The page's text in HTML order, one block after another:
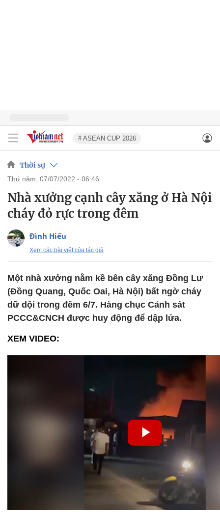
# ASEAN CUP 2026
Thời sự
thứ năm, 07/07/2022 - 06:46
Nhà xưởng cạnh cây xăng ở Hà Nội
cháy đỏ rực trong đêm
Đình Hiếu
Xem các bài viết của tác giả
Một nhà xưởng nằm kề bên cây xăng Đồng Lư
(Đồng Quang, Quốc Oai, Hà Nội) bất ngờ cháy
dữ dội trong đêm 6/7. Hàng chục Cảnh sát
PCCC&CNCH được huy động để dập lửa.
XEM VIDEO: